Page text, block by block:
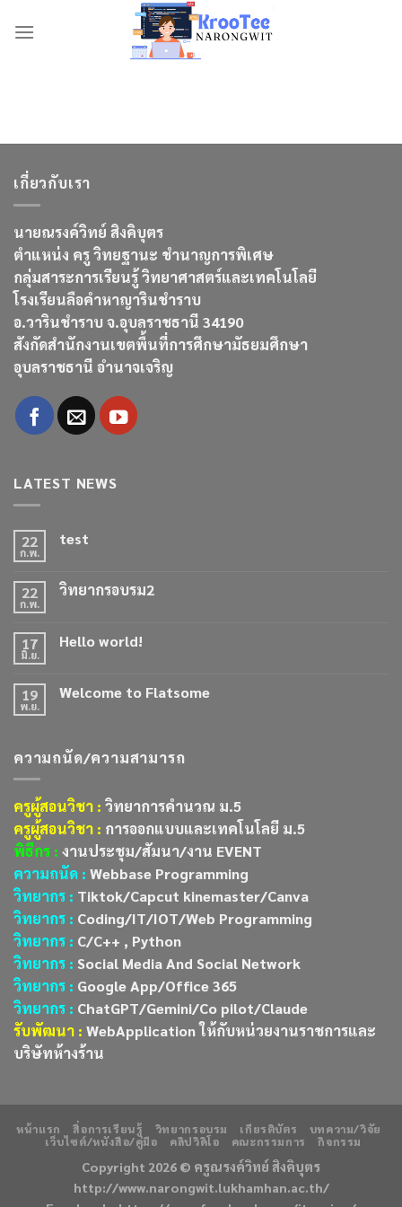
เกี่ยวกับเรา
นายณรงค์วิทย์ สิงคิบุตร
ตำแหน่ง ครู วิทยฐานะ ชำนาญการพิเศษ
กลุ่มสาระการเรียนรู้ วิทยาศาสตร์และเทคโนโลยี
โรงเรียนลือคำหาญารินชำราบ
อ.วารินชำราบ จ.อุบลราชธานี 34190
สังกัดสำนักงานเขตพื้นที่การศึกษามัธยมศึกษา
อุบลราชธานี อำนาจเจริญ
LATEST NEWS
22
ก.พ.
test
22
ก.พ.
วิทยากรอบรม2
17
มิ.ย.
Hello world!
19
พ.ย.
Welcome to Flatsome
ความถนัด/ความสามารถ
ครูผู้สอนวิชา : วิทยาการคำนวณ ม.5
ครูผู้สอนวิชา : การออกแบบและเทคโนโลยี ม.5
พิธีกร : งานประชุม/สัมนา/งาน EVENT
ความถนัด : Webbase Programming
วิทยากร : Tiktok/Capcut kinemaster/Canva
วิทยากร : Coding/IT/IOT/Web Programming
วิทยากร : C/C++ , Python
วิทยากร : Social Media And Social Network
วิทยากร : Google App/Office 365
วิทยากร : ChatGPT/Gemini/Co pilot/Claude
รับพัฒนา : WebApplication ให้กับหน่วยงานราชการและ
บริษัทห้างร้าน
หน้าแรก สื่อการเรียนรู้ วิทยากรอบรม เกียรติบัตร
บทความ/วิจัย
เว็บไซต์/หนังสือ/คู่มือ
คลิปวิดิโอ คณะกรรมการ กิจกรรม
Copyright 2026 © ครูณรงค์วิทย์ สิงคิบุตร
http://www.narongwit.lukhamhan.ac.th/